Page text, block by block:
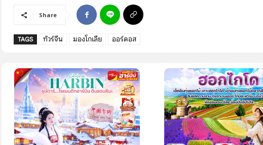
Share
TAGS ทัวร์จีน มองโกเลีย ออร์ดอส